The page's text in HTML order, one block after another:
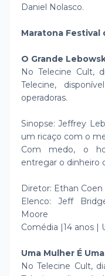
Daniel Nolasco.
Maratona Festival
O Grande
No Telecine Cult,
Telecine,
operadoras.
Sinopse: Jeffrey
um ricaço com o
Com medo, o
entregar o dinheiro
Diretor: Ethan Coen
Elenco: Jeff
Moore
Comédia |14 anos
Uma Mulher É
No Telecine Cult,